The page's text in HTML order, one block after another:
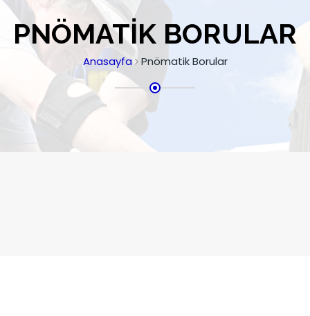
PNÖMATIK BORULAR
Anasayfa Pnömatik Borular